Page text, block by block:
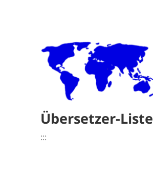
Übersetzer-Liste
:::